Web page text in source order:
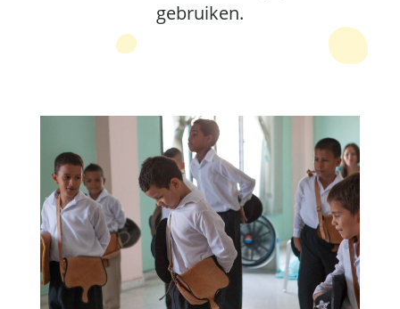
gebruiken.